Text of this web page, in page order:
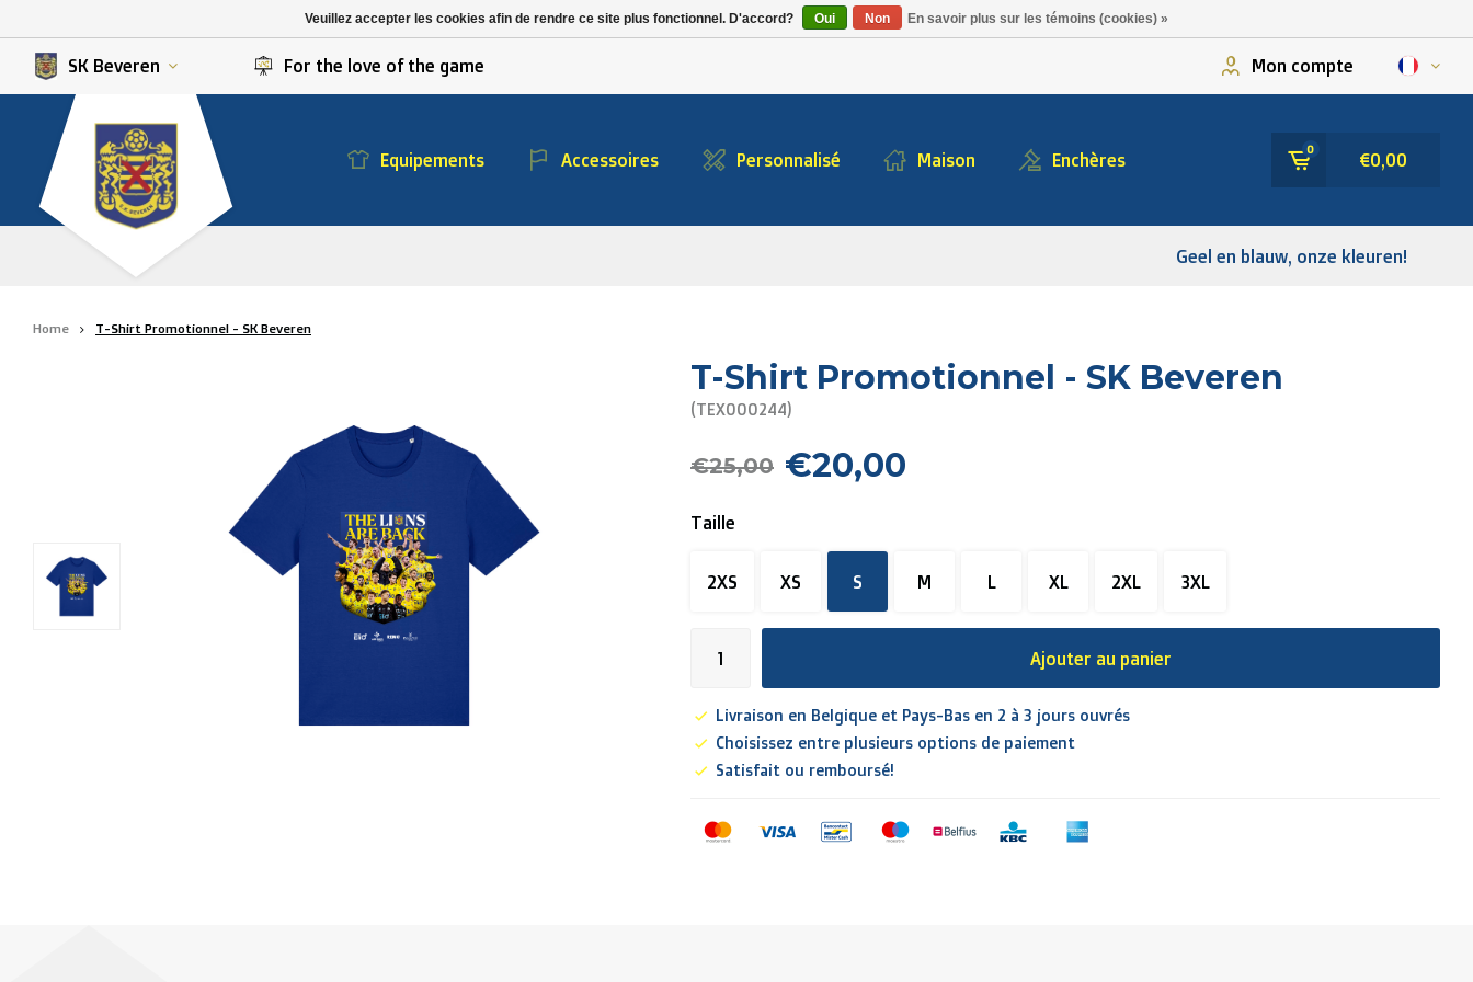
SK Beveren
/Fenix Premier Tech
For the love of the game
Mon compte
Equipements Accessoires Personnalisé Maison Enchères
0
€0,00
Geel en blauw, onze kleuren!
Home T-Shirt Promotionnel - SK Beveren
T-Shirt Promotionnel - SK Beveren
(TEX000244)
€25,00 €20,00
Taille
2XS XS S M L XL 2XL 3XL
Ajouter au panier
Livraison en Belgique et Pays-Bas en 2 à 3 jours ouvrés
Choisissez entre plusieurs options de paiement
Satisfait ou remboursé!
Veuillez accepter les cookies afin de rendre ce site plus fonctionnel. D'accord? Oui Non En savoir plus sur les témoins (cookies) »